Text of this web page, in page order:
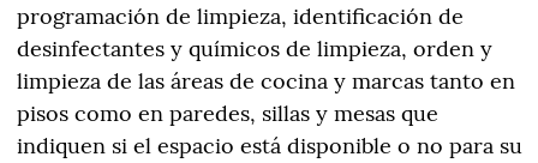
programación de limpieza, identificación de
desinfectantes y químicos de limpieza, orden y
limpieza de las áreas de cocina y marcas tanto en
pisos como en paredes, sillas y mesas que
indiquen si el espacio está disponible o no para su